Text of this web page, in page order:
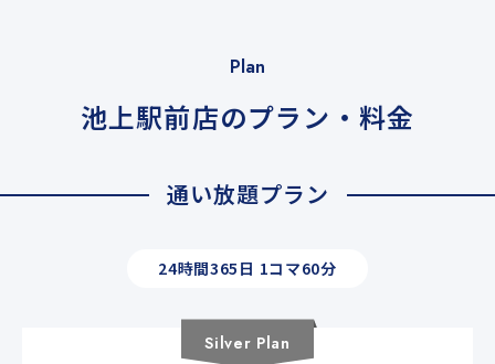
Plan
池上駅前店のプラン・料金
通い放題プラン
24時間365日 1コマ60分
Silver Plan